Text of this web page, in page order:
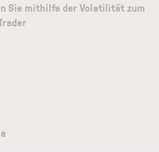
Sie mithilfe der Volatilität zum